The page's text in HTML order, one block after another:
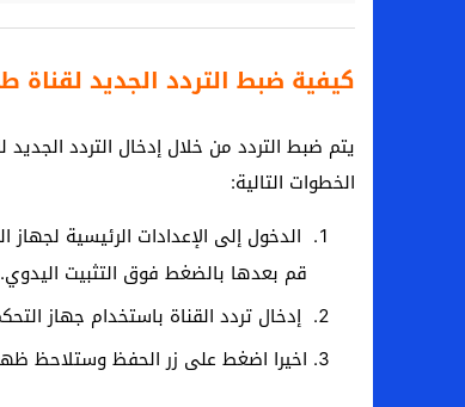
كيفية ضبط التردد الجديد لقناة طيور
يتم ضبط التردد من خلال إدخال التردد
الخطوات التالية:
الدخول إلى الإعدادات الرئيسية لجهاز
قم بعدها بالضغط فوق التثبيت اليدوي.
إدخال تردد القناة باستخدام جهاز
اخيرا اضغط على زر الحفظ وستلاحظ